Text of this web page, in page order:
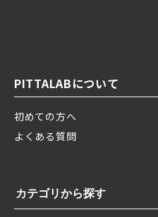
PITTALABについて
初めての方へ
よくある質問
カテゴリから探す